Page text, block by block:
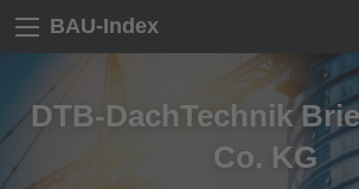
BAU-Index
DTB-DachTechnik
Co. KG